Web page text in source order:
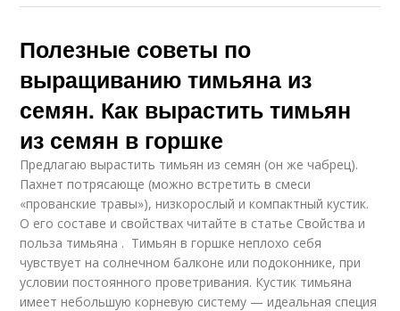
Полезные советы по
выращиванию тимьяна из
семян. Как вырастить тимьян
из семян в горшке
Предлагаю вырастить тимьян из семян (он же чабрец).
Пахнет потрясающе (можно встретить в смеси
«прованские травы»), низкорослый и компактный кустик.
О его составе и свойствах читайте в статье Свойства и
польза тимьяна . Тимьян в горшке неплохо себя
чувствует на солнечном балконе или подоконнике, при
условии постоянного проветривания. Кустик тимьяна
имеет небольшую корневую систему — идеальная специя